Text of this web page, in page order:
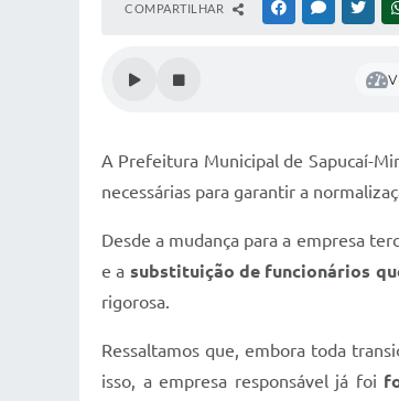
COMPARTILHAR FACEBOOKMESSENGER
A Prefeitura Municipal de Sapucaí-
necessárias para garantir a
Desde a mudança para a empresa
e a substituição de funcionários
rigorosa.
Ressaltamos que, embora toda
isso, a empresa responsável já foi